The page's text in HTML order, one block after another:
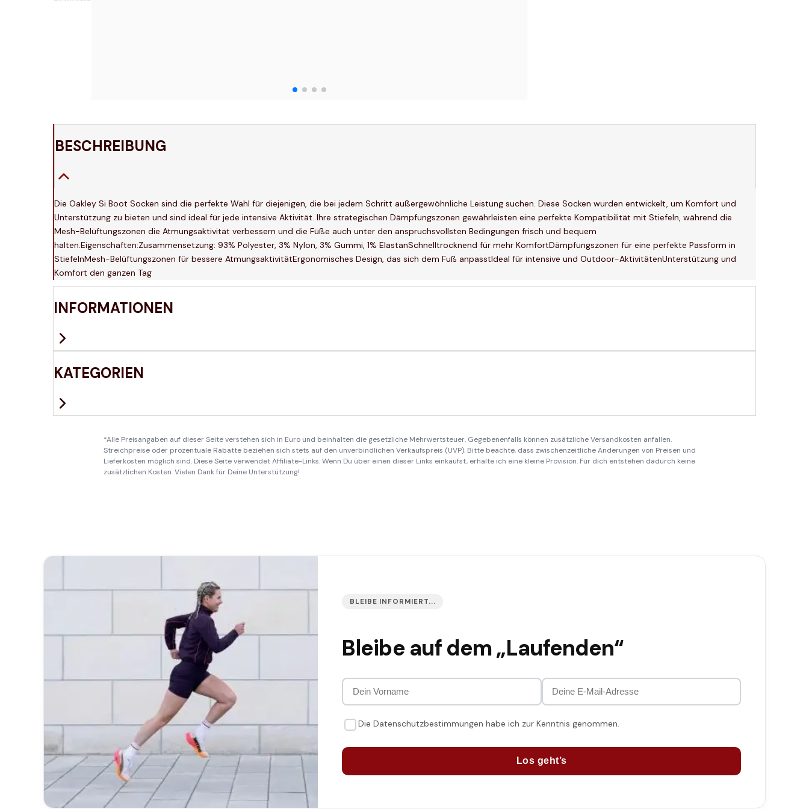
BESCHREIBUNG
Die Oakley Si Boot Socken sind die perfekte Wahl für diejenigen, die bei jedem Schritt außergewöhnliche Leistung suchen. Diese Socken wurden entwickelt, um Komfort und
Unterstützung zu bieten und sind ideal für jede intensive Aktivität. Ihre strategischen Dämpfungszonen gewährleisten eine perfekte Kompatibilität mit Stiefeln, während die
Mesh-Belüftungszonen die Atmungsaktivität verbessern und die Füße auch unter den anspruchsvollsten Bedingungen frisch und bequem
halten.Eigenschaften:Zusammensetzung: 93% Polyester, 3% Nylon, 3% Gummi, 1% ElastanSchnelltrocknend für mehr KomfortDämpfungszonen für eine perfekte Passform in
StiefelnMesh-Belüftungszonen für bessere AtmungsaktivitätErgonomisches Design, das sich dem Fuß anpasstIdeal für intensive und Outdoor-AktivitätenUnterstützung und
Komfort den ganzen Tag
INFORMATIONEN
KATEGORIEN
*Alle Preisangaben auf dieser Seite verstehen sich in Euro und beinhalten die gesetzliche Mehrwertsteuer. Gegebenenfalls können zusätzliche Versandkosten anfallen.
Streichpreise oder prozentuale Rabatte beziehen sich stets auf den unverbindlichen Verkaufspreis (UVP). Bitte beachte, dass zwischenzeitliche Änderungen von Preisen und
Lieferkosten möglich sind. Diese Seite verwendet Affiliate-Links. Wenn Du über einen dieser Links einkaufst, erhalte ich eine kleine Provision. Für dich entstehen dadurch keine
zusätzlichen Kosten. Vielen Dank für Deine Unterstützung!
BLEIBE INFORMIERT...
Bleibe auf dem „Laufenden“
Die Datenschutzbestimmungen habe ich zur Kenntnis genommen.
Los geht’s